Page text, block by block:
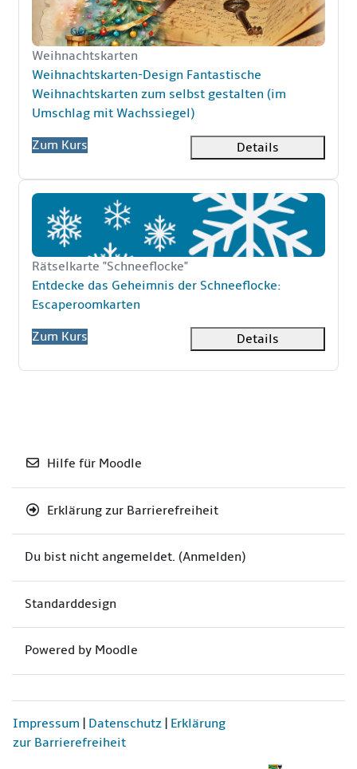
Kurzer Kursname
Weihnachtskarten
Kursname
Weihnachtskarten-Design Fantastische
Weihnachtskarten zum selbst gestalten (im
Umschlag mit Wachssiegel)
Zum Kurs
Details
Entdecke das Geheimnis der Schneeflocke:
Kurzer Kursname
Rätselkarte "Schneeflocke"
Kursname
Entdecke das Geheimnis der Schneeflocke:
Escaperoomkarten
Zum Kurs
Details
Hilfe für Moodle
Erklärung zur Barrierefreiheit
Du bist nicht angemeldet. (Anmelden)
Standarddesign
Powered by Moodle
Impressum Datenschutz Erklärung
zur Barrierefreiheit